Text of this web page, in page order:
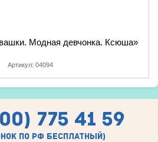
Модная девчонка. Ксюша»
Артикул: 04094
775 41 59
по рф бесплатный)